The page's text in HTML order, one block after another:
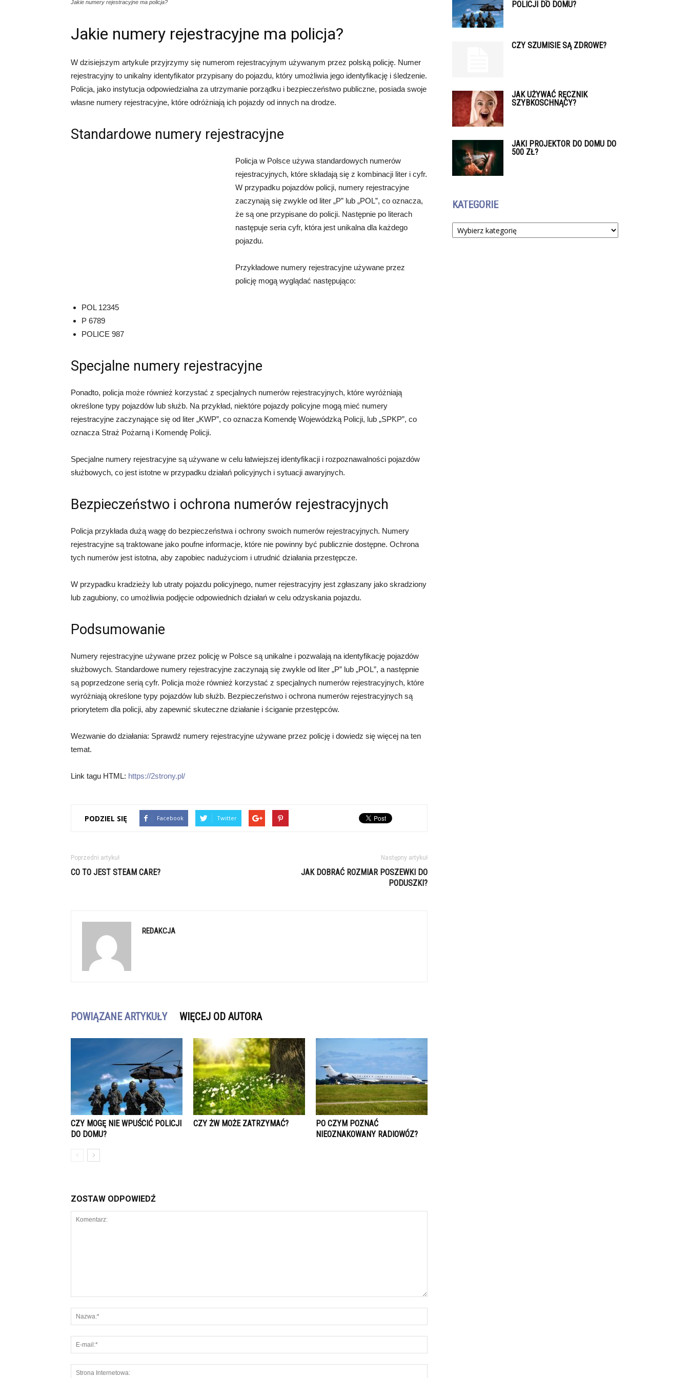
Jakie numery rejestracyjne ma policja?
Jakie numery rejestracyjne ma policja?
W dzisiejszym artykule przyjrzymy się numerom rejestracyjnym używanym przez polską policję. Numer
rejestracyjny to unikalny identyfikator przypisany do pojazdu, który umożliwia jego identyfikację i śledzenie.
Policja, jako instytucja odpowiedzialna za utrzymanie porządku i bezpieczeństwo publiczne, posiada swoje
własne numery rejestracyjne, które odróżniają ich pojazdy od innych na drodze.
Standardowe numery rejestracyjne
Policja w Polsce używa standardowych numerów
rejestracyjnych, które składają się z kombinacji liter i cyfr.
W przypadku pojazdów policji, numery rejestracyjne
zaczynają się zwykle od liter „P” lub „POL”, co oznacza,
że są one przypisane do policji. Następnie po literach
następuje seria cyfr, która jest unikalna dla każdego
pojazdu.
Przykładowe numery rejestracyjne używane przez
policję mogą wyglądać następująco:
POL 12345
P 6789
POLICE 987
Specjalne numery rejestracyjne
Ponadto, policja może również korzystać z specjalnych numerów rejestracyjnych, które wyróżniają
określone typy pojazdów lub służb. Na przykład, niektóre pojazdy policyjne mogą mieć numery
rejestracyjne zaczynające się od liter „KWP”, co oznacza Komendę Wojewódzką Policji, lub „SPKP”, co
oznacza Straż Pożarną i Komendę Policji.
Specjalne numery rejestracyjne są używane w celu łatwiejszej identyfikacji i rozpoznawalności pojazdów
służbowych, co jest istotne w przypadku działań policyjnych i sytuacji awaryjnych.
Bezpieczeństwo i ochrona numerów rejestracyjnych
Policja przykłada dużą wagę do bezpieczeństwa i ochrony swoich numerów rejestracyjnych. Numery
rejestracyjne są traktowane jako poufne informacje, które nie powinny być publicznie dostępne. Ochrona
tych numerów jest istotna, aby zapobiec nadużyciom i utrudnić działania przestępcze.
W przypadku kradzieży lub utraty pojazdu policyjnego, numer rejestracyjny jest zgłaszany jako skradziony
lub zagubiony, co umożliwia podjęcie odpowiednich działań w celu odzyskania pojazdu.
Podsumowanie
Numery rejestracyjne używane przez policję w Polsce są unikalne i pozwalają na identyfikację pojazdów
służbowych. Standardowe numery rejestracyjne zaczynają się zwykle od liter „P” lub „POL”, a następnie
są poprzedzone serią cyfr. Policja może również korzystać z specjalnych numerów rejestracyjnych, które
wyróżniają określone typy pojazdów lub służb. Bezpieczeństwo i ochrona numerów rejestracyjnych są
priorytetem dla policji, aby zapewnić skuteczne działanie i ściganie przestępców.
Wezwanie do działania: Sprawdź numery rejestracyjne używane przez policję i dowiedz się więcej na ten
temat.
Link tagu HTML: https://2strony.pl/
PODZIEL SIĘ Facebook Twitter
Poprzedni artykuł
CO TO JEST STEAM CARE?
Następny artykuł
JAK DOBRAĆ ROZMIAR POSZEWKI DO
PODUSZKI?
REDAKCJA
POWIĄZANE ARTYKUŁY WIĘCEJ OD AUTORA
CZY MOGĘ NIE WPUŚCIĆ POLICJI
DO DOMU?
CZY ŻW MOŻE ZATRZYMAĆ?
PO CZYM POZNAĆ
NIEOZNAKOWANY RADIOWÓZ?
ZOSTAW ODPOWIEDŹ
POLICJI DO DOMU?
CZY SZUMISIE SĄ ZDROWE?
JAK UŻYWAĆ RĘCZNIK
SZYBKOSCHNĄCY?
JAKI PROJEKTOR DO DOMU DO
500 ZŁ?
KATEGORIE
Kategorie